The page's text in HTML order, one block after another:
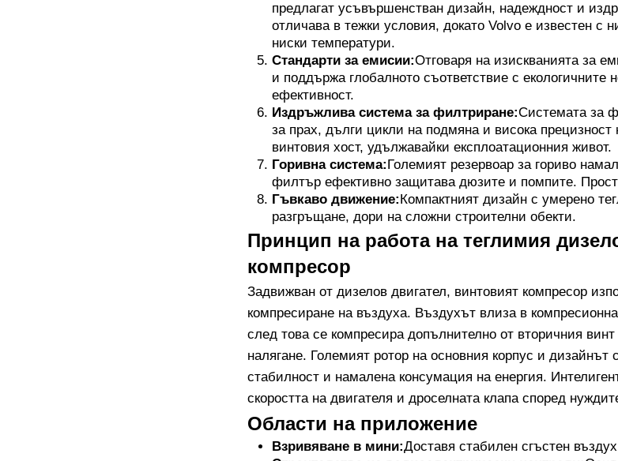
предлагат усъвършенстван дизайн, надеждност и
отличава в тежки условия, докато Volvo е известен с
ниски температури.
Стандарти за емисии:Отговаря на изискванията за
и поддържа глобалното съответствие с
ефективност.
Издръжлива система за филтриране:Системата за
за прах, дълги цикли на подмяна и висока
винтовия хост, удължавайки експлоатационния живот.
Горивна система:Големият резервоар за гориво
филтър ефективно защитава дюзите и помпите.
Гъвкаво движение:Компактният дизайн с умерено
разгръщане, дори на сложни строителни обекти.
Принцип на работа на теглимия
компресор
Задвижван от дизелов двигател, винтовият компресор
компресиране на въздуха. Въздухът влиза в
след това се компресира допълнително от вторичния
налягане. Големият ротор на основния корпус и дизайнът
стабилност и намалена консумация на енергия.
скоростта на двигателя и дроселната клапа според
Области на приложение
Взривяване в мини:Доставя стабилен сгъстен